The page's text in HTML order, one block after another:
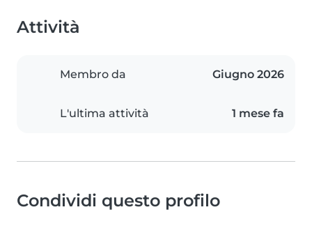
Attività
Membro da Giugno 2026
L'ultima attività 1 mese fa
Condividi questo profilo